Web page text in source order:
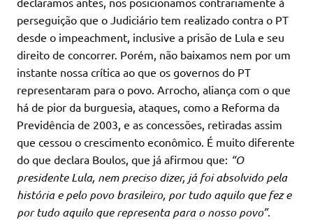
perseguição que o Judiciário tem realizado contra o PT
desde o impeachment, inclusive a prisão de Lula e seu
direito de concorrer. Porém, não baixamos nem por um
instante nossa crítica ao que os governos do PT
representaram para o povo. Arrocho, aliança com o que
há de pior da burguesia, ataques, como a Reforma da
Previdência de 2003, e as concessões, retiradas assim
que cessou o crescimento econômico. É muito diferente
do que declara Boulos, que já afirmou que: “O
presidente Lula, nem preciso dizer, já foi absolvido pela
história e pelo povo brasileiro, por tudo aquilo que fez e
por tudo aquilo que representa para o nosso povo”.